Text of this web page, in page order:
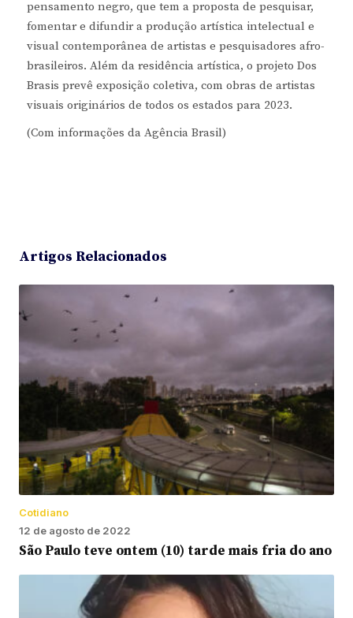
pensamento negro, que tem a proposta de pesquisar,
fomentar e difundir a produção artística intelectual e
visual contemporânea de artistas e pesquisadores afro-
brasileiros. Além da residência artística, o projeto Dos
Brasis prevê exposição coletiva, com obras de artistas
visuais originários de todos os estados para 2023.
(Com informações da Agência Brasil)
Artigos Relacionados
Cotidiano
12 de agosto de 2022
São Paulo teve ontem (10) tarde mais fria do ano